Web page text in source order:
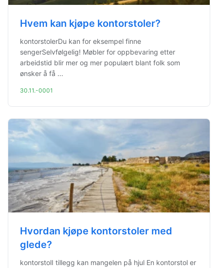
Hvem kan kjøpe kontorstoler?
kontorstolerDu kan for eksempel finne
sengerSelvfølgelig! Møbler for oppbevaring etter
arbeidstid blir mer og mer populært blant folk som
ønsker å få ...
30.11.-0001
Hvordan kjøpe kontorstoler med
glede?
kontorstolI tillegg kan mangelen på hjul En kontorstol er